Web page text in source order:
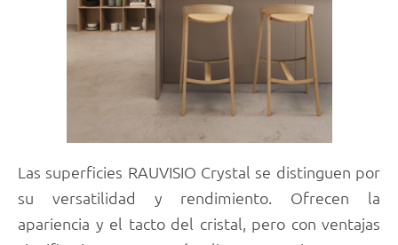
Las superficies RAUVISIO Crystal se distinguen por
su versatilidad y rendimiento. Ofrecen la
apariencia y el tacto del cristal, pero con ventajas